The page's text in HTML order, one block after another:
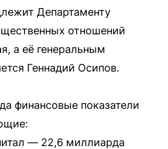
Департаменту
отношений
а её генеральным
Геннадий Осипов.
финансовые показатели
— 22,6 миллиарда